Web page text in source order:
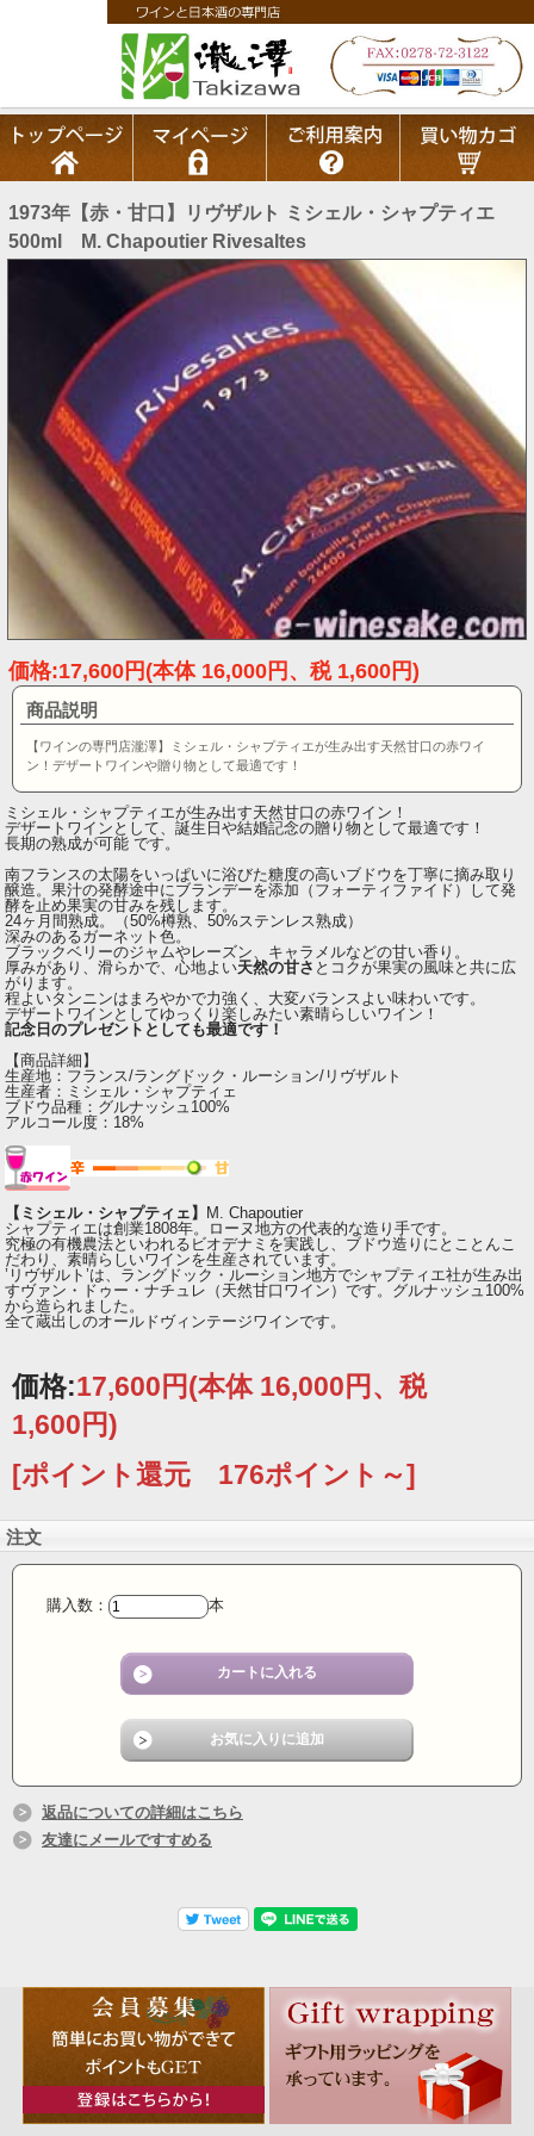
1973年【赤・甘口】リヴザルト ミシェル・シャプティエ
500ml M. Chapoutier Rivesaltes
価格:17,600円(本体 16,000円、税 1,600円)
商品説明
【ワインの専門店瀧澤】ミシェル・シャプティエが生み出す天然甘口の赤ワイ
ン！デザートワインや贈り物として最適です！
ミシェル・シャプティエが生み出す天然甘口の赤ワイン！
デザートワインとして、誕生日や結婚記念の贈り物として最適です！
長期の熟成が可能 です。
南フランスの太陽をいっぱいに浴びた糖度の高いブドウを丁寧に摘み取り
醸造。果汁の発酵途中にブランデーを添加（フォーティファイド）して発
酵を止め果実の甘みを残します。
24ヶ月間熟成。（50%樽熟、50%ステンレス熟成）
深みのあるガーネット色。
ブラックベリーのジャムやレーズン、キャラメルなどの甘い香り。
厚みがあり、滑らかで、心地よい天然の甘さ とコクが果実の風味と共に広
がります。
程よいタンニンはまろやかで力強く、大変バランスよい味わいです。
デザートワインとしてゆっくり楽しみたい素晴らしいワイン！
記念日のプレゼントとしても最適です！
【商品詳細】
生産地：フランス/ラングドック・ルーション/リヴザルト
生産者：ミシェル・シャプティェ
ブドウ品種：グルナッシュ100%
アルコール度：18%
【ミシェル・シャプティェ】 M. Chapoutier
シャプティエは創業1808年。ローヌ地方の代表的な造り手です。
究極の有機農法といわれるビオデナミを実践し、ブドウ造りにとことんこ
だわり、素晴らしいワインを生産されています。
’リヴザルト’は、ラングドック・ルーション地方でシャプティエ社が生み出
すヴァン・ドゥー・ナチュレ（天然甘口ワイン）です。グルナッシュ100%
から造られました。
全て蔵出しのオールドヴィンテージワインです。
価格:17,600円(本体 16,000円、税
1,600円)
[ポイント還元 176ポイント～]
注文
購入数： 本
返品についての詳細はこちら
友達にメールですすめる